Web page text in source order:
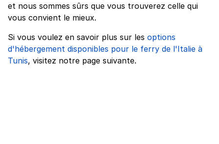
et nous sommes sûrs que vous trouverez celle qui
vous convient le mieux.
Si vous voulez en savoir plus sur les options
d'hébergement disponibles pour le ferry de l'Italie à
Tunis, visitez notre page suivante.